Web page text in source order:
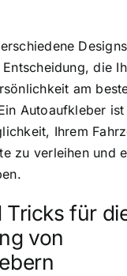
die
am
Autoaufkleber ist
Ihrem
zu verleihen und
Tricks für
von